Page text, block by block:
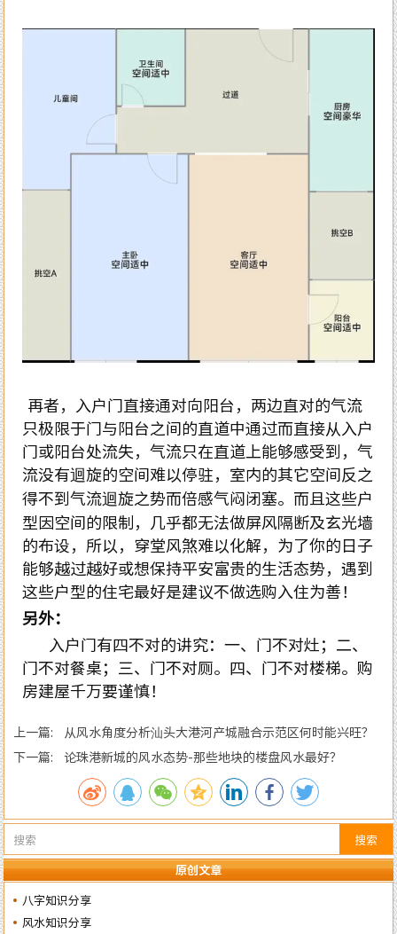
搜索
原创文章
八字知识分享
风水知识分享
再者，入户门直接通对向阳台，两边直对的气流
只极限于门与阳台之间的直道中通过而直接从入户
门或阳台处流失，气流只在直道上能够感受到，气
流没有迴旋的空间难以停驻，室内的其它空间反之
得不到气流迴旋之势而倍感气闷闭塞。而且这些户
型因空间的限制，几乎都无法做屏风隔断及玄光墙
的布设，所以，穿堂风煞难以化解，为了你的日子
能够越过越好或想保持平安富贵的生活态势，遇到
这些户型的住宅最好是建议不做选购入住为善！
另外：
入户门有四不对的讲究：一、门不对灶；二、
门不对餐桌；三、门不对厕。四、门不对楼梯。购
房建屋千万要谨慎！
上一篇: 从风水角度分析汕头大港河产城融合示范区何时能兴旺？
下一篇: 论珠港新城的风水态势-那些地块的楼盘风水最好？